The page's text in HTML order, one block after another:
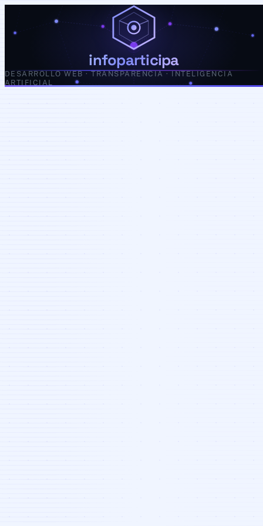
infoparticipa
DESARROLLO WEB · TRANSPARENCIA · INTELIGENCIA
ARTIFICIAL